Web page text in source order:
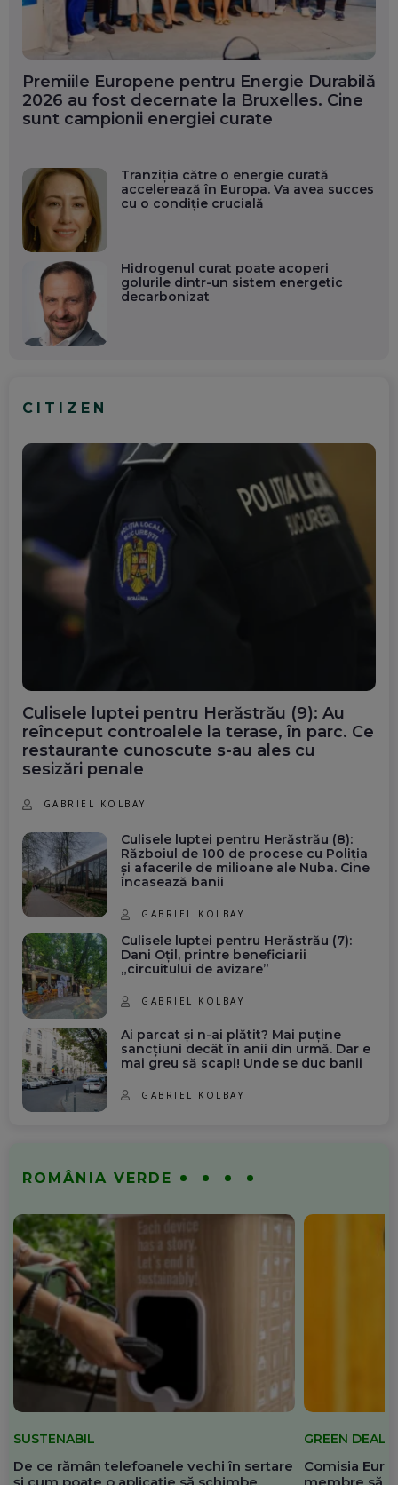
Premiile Europene pentru Energie Durabilă
2026 au fost decernate la Bruxelles. Cine
sunt campionii energiei curate
Tranziția către o energie curată
accelerează în Europa. Va avea succes
cu o condiție crucială
Hidrogenul curat poate acoperi
golurile dintr-un sistem energetic
decarbonizat
CITIZEN
Culisele luptei pentru Herăstrău (9): Au
reînceput controalele la terase, în parc. Ce
restaurante cunoscute s-au ales cu
sesizări penale
GABRIEL KOLBAY
Culisele luptei pentru Herăstrău (8):
Războiul de 100 de procese cu Poliția
și afacerile de milioane ale Nuba. Cine
încasează banii
GABRIEL KOLBAY
Culisele luptei pentru Herăstrău (7):
Dani Oțil, printre beneficiarii
„circuitului de avizare”
GABRIEL KOLBAY
Ai parcat și n-ai plătit? Mai puține
sancțiuni decât în anii din urmă. Dar e
mai greu să scapi! Unde se duc banii
GABRIEL KOLBAY
ROMÂNIA VERDE
SUSTENABIL
De ce rămân telefoanele vechi în sertare
GREEN DEAL
Comisia